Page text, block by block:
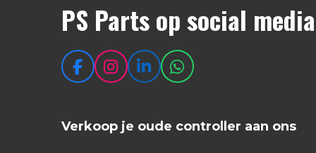
PS Parts op social media
F
a
b
I
n
a
L
i
e
W
h
s
Verkoop je oude controller aan ons